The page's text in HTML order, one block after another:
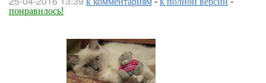
понравилось!